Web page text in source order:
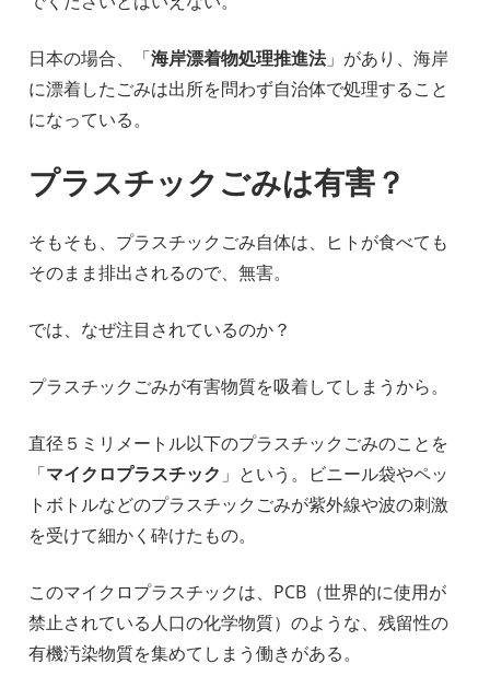
日本の場合、「海岸漂着物処理推進法」があり、海岸
に漂着したごみは出所を問わず自治体で処理すること
になっている。
プラスチックごみは有害？
そもそも、プラスチックごみ自体は、ヒトが食べても
そのまま排出されるので、無害。
では、なぜ注目されているのか？
プラスチックごみが有害物質を吸着してしまうから。
直径５ミリメートル以下のプラスチックごみのことを
「マイクロプラスチック 」という。ビニール袋やペッ
トボトルなどのプラスチックごみが紫外線や波の刺激
を受けて細かく砕けたもの。
このマイクロプラスチックは、PCB（世界的に使用が
禁止されている人口の化学物質）のような、残留性の
有機汚染物質を集めてしまう働きがある。